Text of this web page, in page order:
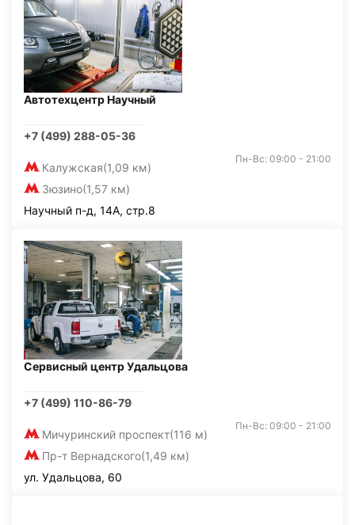
Автотехцентр Научный
+7 (499) 288-05-36
Калужская(1,09 км)
Зюзино(1,57 км)
Пн-Вс: 09:00 - 21:00
Научный п-д, 14А, стр.8
Сервисный центр Удальцова
+7 (499) 110-86-79
Мичуринский проспект(116 м)
Пр-т Вернадского(1,49 км)
Пн-Вс: 09:00 - 21:00
ул. Удальцова, 60